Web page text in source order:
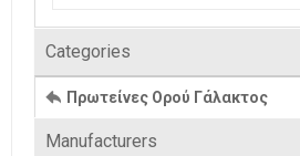
Categories
Πρωτείνες Ορού Γάλακτος
Manufacturers